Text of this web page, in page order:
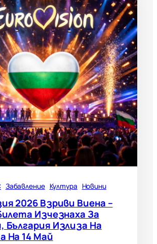
Забавление Култура Новини
2026 Взриви Виена –
Изчезнаха За
Излиза На
На 14 Май